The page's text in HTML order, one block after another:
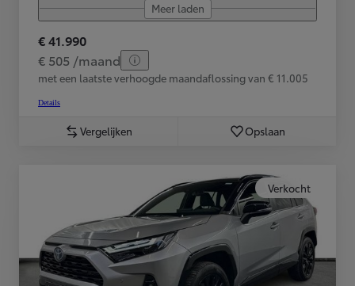
Meer laden
€ 41.990
€ 505 /maand
met een laatste verhoogde maandaflossing van € 11.005
Details
Vergelijken Opslaan
Verkocht